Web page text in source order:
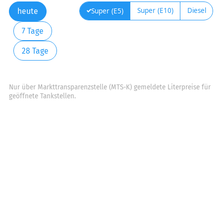
heute
7 Tage
28 Tage
Super (E5) Super (E10) Diesel
Nur über Markttransparenzstelle (MTS-K) gemeldete Literpreise für
geöffnete Tankstellen.